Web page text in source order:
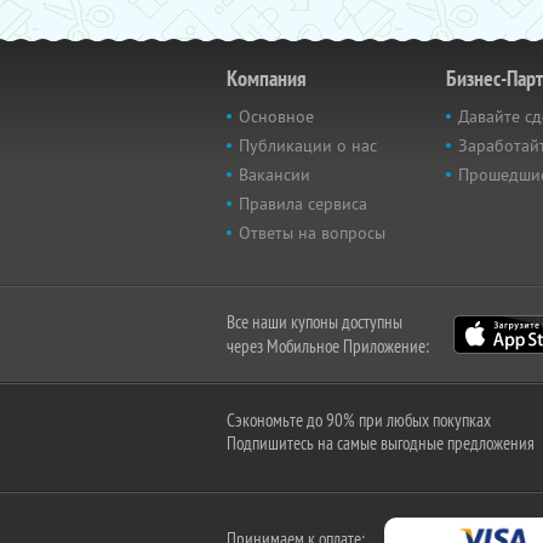
Компания
Основное
Публикации о нас
Вакансии
Правила сервиса
Ответы на вопросы
Бизнес-
Давайте
Все наши купоны доступны
через Мобильное Приложение:
Сэкономьте до 90% при любых покупках
Подпишитесь на самые выгодные предложения